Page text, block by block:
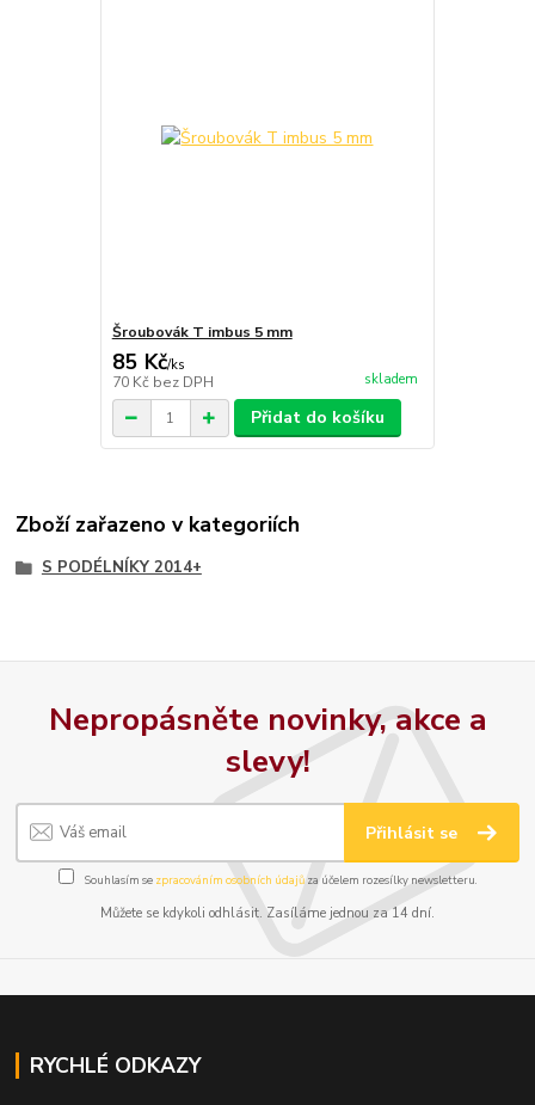
Šroubovák T imbus 5 mm
85 Kč/ks
70 Kč bez DPH skladem
Přidat do košíku
Zboží zařazeno v kategoriích
S PODÉLNÍKY 2014+
Nepropásněte novinky, akce a
slevy!
Přihlásit se
Souhlasím se zpracováním osobních údajůza účelem rozesílky newsletteru.
Můžete se kdykoli odhlásit. Zasíláme jednou za 14 dní.
RYCHLÉ ODKAZY